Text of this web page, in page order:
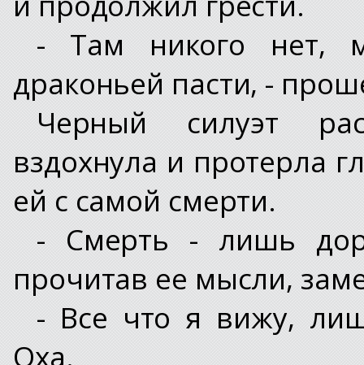
- Там никого нет,
драконьей пасти, -
Черный силуэт
вздохнула и протерла
ей с самой смерти.
- Смерть - лишь
прочитав ее мысли,
- Все что я вижу,
Оха.